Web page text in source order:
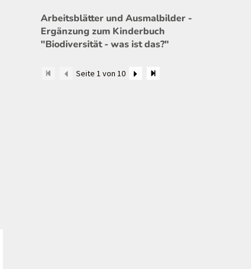
Arbeitsblätter und Ausmalbilder -
Ergänzung zum Kinderbuch
"Biodiversität - was ist das?"
Seite 1 von 10